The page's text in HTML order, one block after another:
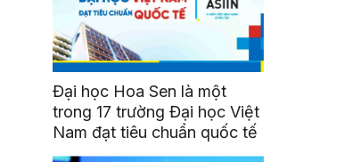
Đại học Hoa Sen là một
trong 17 trường Đại học Việt
Nam đạt tiêu chuẩn quốc tế